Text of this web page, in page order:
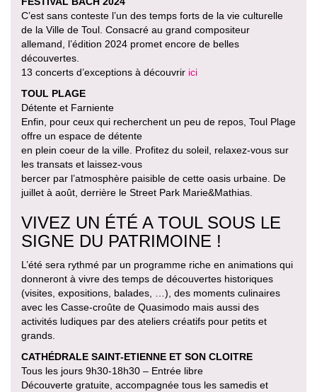
C’est sans conteste l’un des temps forts de la vie culturelle
de la Ville de Toul. Consacré au grand compositeur
allemand, l’édition 2024 promet encore de belles
découvertes.
13 concerts d’exceptions à découvrir ici
TOUL PLAGE
Détente et Farniente
Enfin, pour ceux qui recherchent un peu de repos, Toul Plage
offre un espace de détente
en plein coeur de la ville. Profitez du soleil, relaxez-vous sur
les transats et laissez-vous
bercer par l’atmosphère paisible de cette oasis urbaine. De
juillet à août, derrière le Street Park Marie&Mathias.
VIVEZ UN ÉTÉ A TOUL SOUS LE
SIGNE DU PATRIMOINE !
L’été sera rythmé par un programme riche en animations qui
donneront à vivre des temps de découvertes historiques
(visites, expositions, balades, …), des moments culinaires
avec les Casse-croûte de Quasimodo mais aussi des
activités ludiques par des ateliers créatifs pour petits et
grands.
CATHÉDRALE SAINT-ETIENNE ET SON CLOITRE
Tous les jours 9h30-18h30 – Entrée libre
Découverte gratuite, accompagnée tous les samedis et